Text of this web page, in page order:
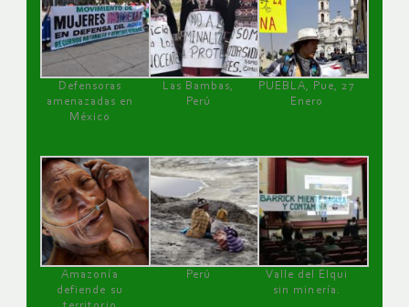
Defensoras
amenazadas en
México
Las Bambas,
Perú
PUEBLA, Pue, 27
Enero
Amazonía
defiende su
Perú
Valle del Elqui
sin minería.